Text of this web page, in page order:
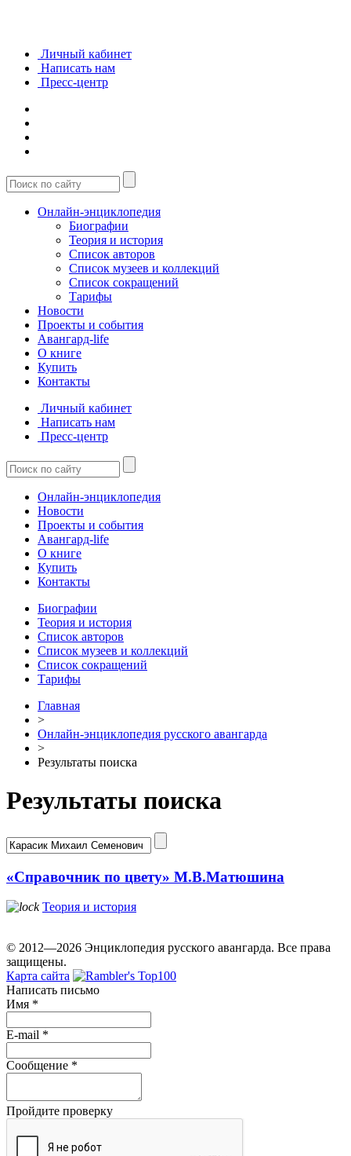
Личный кабинет
Написать нам
Пресс-центр
Онлайн-энциклопедия
Биографии
Теория и история
Список авторов
Список музеев и коллекций
Список сокращений
Тарифы
Новости
Проекты и события
Авангард-life
О книге
Купить
Контакты
Личный кабинет
Написать нам
Пресс-центр
Онлайн-энциклопедия
Новости
Проекты и события
Авангард-life
О книге
Купить
Контакты
Биографии
Теория и история
Список авторов
Список музеев и коллекций
Список сокращений
Тарифы
Главная
>
Онлайн-энциклопедия русского авангарда
>
Результаты поиска
Результаты поиска
«Справочник по цвету» М.В.Матюшина
Теория и история
© 2012—2026 Энциклопедия русского авангарда. Все права
защищены.
Карта сайта
Написать письмо
Имя *
E-mail *
Сообщение *
Пройдите проверку